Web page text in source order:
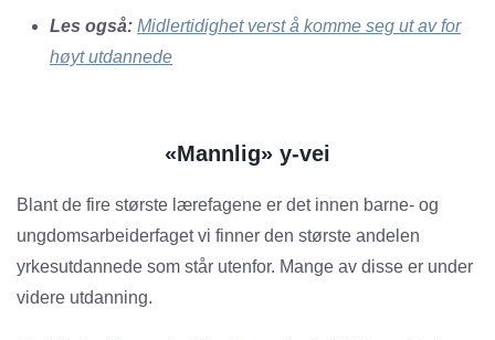
Les også: Midlertidighet verst å komme seg ut av for
høyt utdannede
«Mannlig» y-vei
Blant de fire største lærefagene er det innen barne- og
ungdomsarbeiderfaget vi finner den største andelen
yrkesutdannede som står utenfor. Mange av disse er under
videre utdanning.